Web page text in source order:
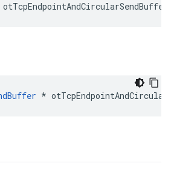
otTcpEndpointAndCircularSendBuffer
*